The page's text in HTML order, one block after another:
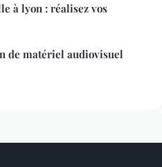
à lyon : réalisez vos
de matériel audiovisuel